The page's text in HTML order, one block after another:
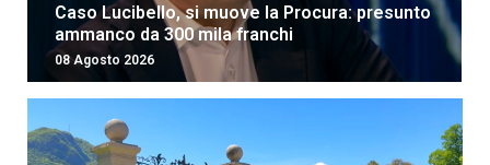
Caso Lucibello, si muove la Procura: presunto
ammanco da 300 mila franchi
08 Agosto 2026